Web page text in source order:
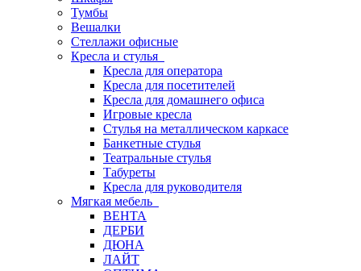
Тумбы
Вешалки
Стеллажи офисные
Кресла и стулья
Кресла для оператора
Кресла для посетителей
Кресла для домашнего офиса
Игровые кресла
Стулья на металлическом каркасе
Банкетные стулья
Театральные стулья
Табуреты
Кресла для руководителя
Мягкая мебель
ВЕНТА
ДЕРБИ
ДЮНА
ЛАЙТ